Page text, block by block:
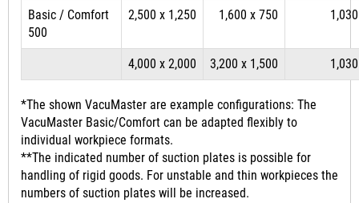
Basic / Comfort
500
2,500 x 1,250 1,600 x 750 1,030
4,000 x 2,000 3,200 x 1,500 1,030
*The shown VacuMaster are example configurations: The
VacuMaster Basic/Comfort can be adapted flexibly to
individual workpiece formats.
**The indicated number of suction plates is possible for
handling of rigid goods. For unstable and thin workpieces the
numbers of suction plates will be increased.